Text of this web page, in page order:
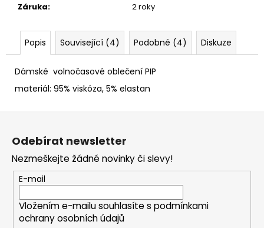
Záruka: 2 roky
Popis Související (4) Podobné (4) Diskuze
Dámské volnočasové oblečení PIP
materiál: 95% viskóza, 5% elastan
Z
Odebírat newsletter
Nezmeškejte žádné novinky či slevy!
E-mail
Vložením e-mailu souhlasíte s podmínkami
ochrany osobních údajů